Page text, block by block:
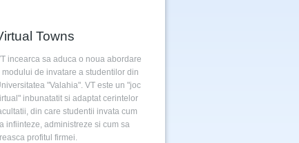
Towns
incearca sa aduca o noua abordare
modului de invatare a studentilor din
"Valahia". VT este un "joc
inbunatatit si adaptat cerintelor
din care studentii invata cum
infiinteze, administreze si cum sa
profitul firmei.